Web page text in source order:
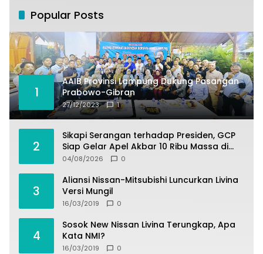
Popular Posts
1
AAIB Provinsi Lampung Dukung Pasangan
Prabowo-Gibran
27/12/2023 1
2
Sikapi Serangan terhadap Presiden, GCP
Siap Gelar Apel Akbar 10 Ribu Massa di
Sukabumi.
04/08/2026 0
3
Aliansi Nissan-Mitsubishi Luncurkan Livina
Versi Mungil
16/03/2019 0
4
Sosok New Nissan Livina Terungkap, Apa
Kata NMI?
16/03/2019 0